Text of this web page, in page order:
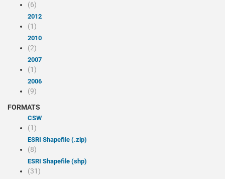
(6)
2012
(1)
2010
(2)
2007
(1)
2006
(9)
FORMATS
CSW
(1)
ESRI Shapefile (.zip)
(8)
ESRI Shapefile (shp)
(31)